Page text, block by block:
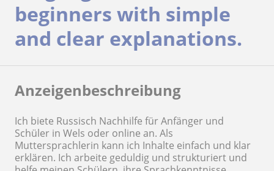
beginners with simple
and clear explanations.
Anzeigenbeschreibung
Ich biete Russisch Nachhilfe für Anfänger und
Schüler in Wels oder online an. Als
Muttersprachlerin kann ich Inhalte einfach und klar
erklären. Ich arbeite geduldig und strukturiert und